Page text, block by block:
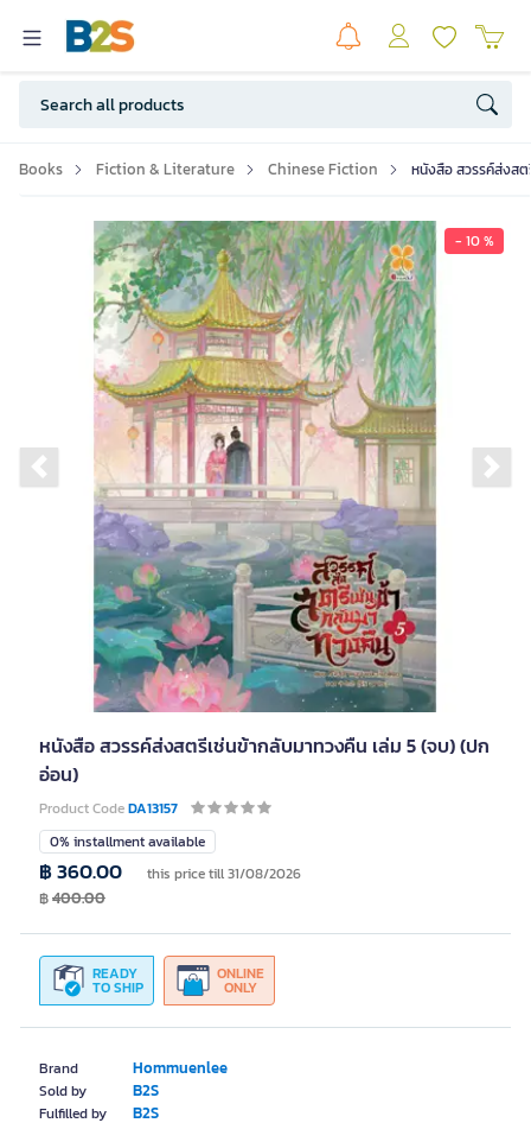
Books Fiction & Literature Chinese Fiction หนังสือ สวรรค์ส่งสต
- 10 %
Previous slide
หนังสือ สวรรค์ส่งสตรีเช่นข้ากลับมาทวงคืน เล่ม 5 (จบ) (ปก
อ่อน)
Product CodeDA13157
Brand Hommuenlee
Sold by B2S
Fulfilled by B2S
0% installment available
READY
TO SHIP
ONLINE
ONLY
฿ 360.00 this price till 31/08/2026
฿400.00